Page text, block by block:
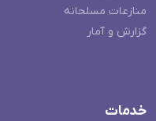
منازعات مسلحانه
گزارش و آمار
خدمات